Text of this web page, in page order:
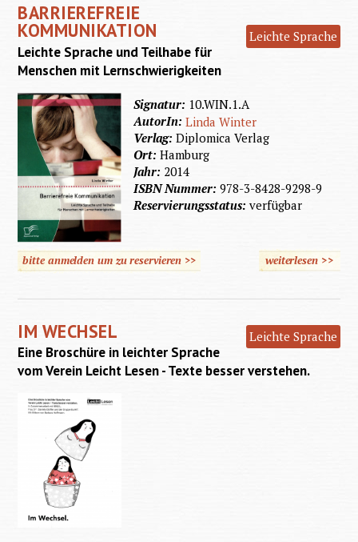
BARRIEREFREIE
KOMMUNIKATION Leichte Sprache
Leichte Sprache und Teilhabe für
Menschen mit Lernschwierigkeiten
Signatur: 10.WIN.1.A
AutorIn:Linda Winter
Verlag:Diplomica Verlag
Ort:Hamburg
Jahr: 2014
ISBN Nummer:978-3-8428-9298-9
Reservierungsstatus:verfügbar
bitte anmelden um zu reservieren >> weiterlesen>>
IM WECHSEL Leichte Sprache
Eine Broschüre in leichter Sprache
vom Verein Leicht Lesen - Texte besser verstehen.